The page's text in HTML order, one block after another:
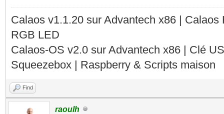
Calaos v1.1.20 sur Advantech x86 |
RGB LED
Calaos-OS v2.0 sur Advantech x86 | Clé
Squeezebox | Raspberry & Scripts maison
Find
raoulh